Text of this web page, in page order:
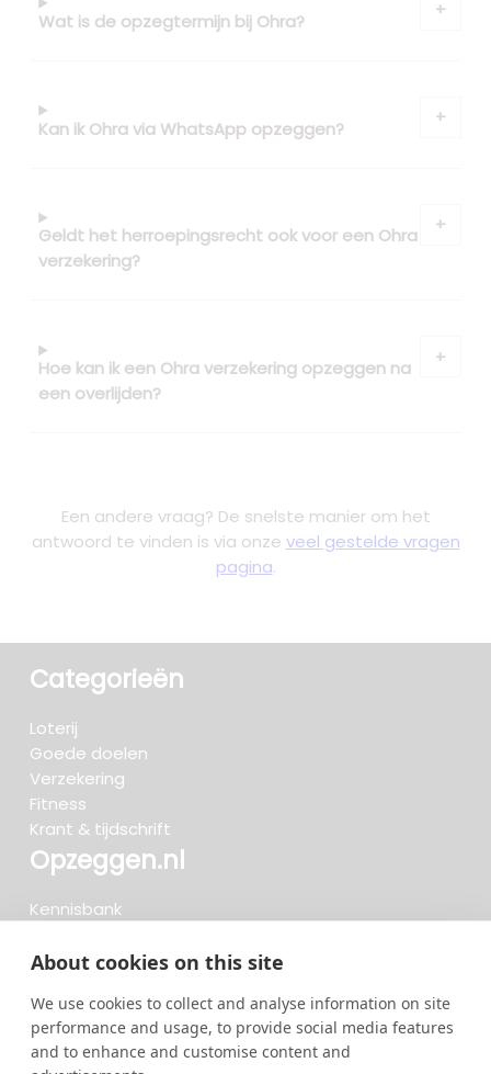
About cookies on this site
We use cookies to collect and analyse information on site
performance and usage, to provide social media features
and to enhance and customise content and
Wat is de opzegtermijn bij Ohra?
Kan ik Ohra via WhatsApp opzeggen?
Geldt het herroepingsrecht ook voor een Ohra
verzekering?
Hoe kan ik een Ohra verzekering opzeggen na
een overlijden?
Een andere vraag? De snelste manier om het
antwoord te vinden is via onze veel gestelde vragen
pagina.
Categorieën
Loterij
Goede doelen
Verzekering
Fitness
Krant & tijdschrift
Opzeggen.nl
Kennisbank
Beoordelingen
Meteen opzeggen